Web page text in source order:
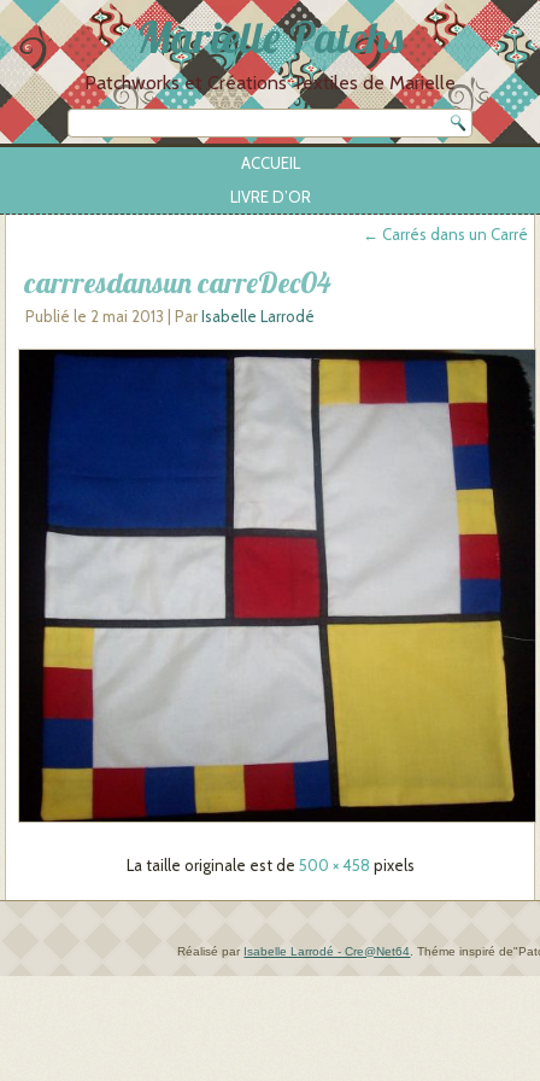
Marielle Patchs
Patchworks et Créations Textiles de Marielle
ACCUEIL
LIVRE D’OR
← Carrés dans un Carré
carrresdansun carreDec04
Publié le 2 mai 2013 |Par Isabelle Larrodé
La taille originale est de 500 × 458 pixels
Réalisé par Isabelle Larrodé - Cre@Net64 Théme inspiré